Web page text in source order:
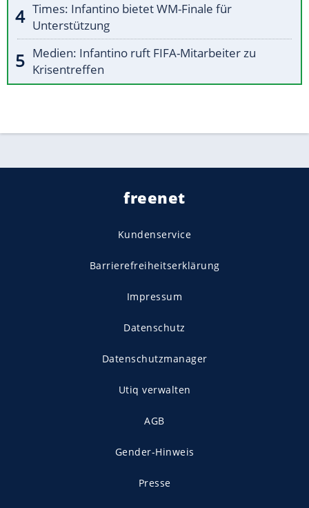
Times: Infantino bietet WM-Finale für
Unterstützung
Medien: Infantino ruft FIFA-Mitarbeiter zu
Krisentreffen
freenet
Kundenservice
Barrierefreiheitserklärung
Impressum
Datenschutz
Datenschutzmanager
Utiq verwalten
AGB
Gender-Hinweis
Presse